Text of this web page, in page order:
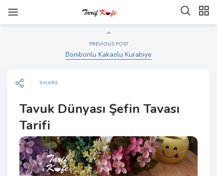
PREVIOUS POST
Bonibonlu Kakaolu Kurabiye
SHARE
Tavuk Dünyası Şefin Tavası
Tarifi